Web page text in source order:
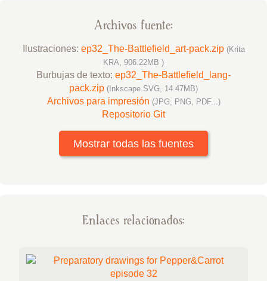
Archivos fuente:
Ilustraciones: ep32_The-Battlefield_art-pack.zip (Krita
KRA, 906.22MB )
Burbujas de texto: ep32_The-Battlefield_lang-
pack.zip (Inkscape SVG, 14.47MB)
Archivos para impresión (JPG, PNG, PDF...)
Repositorio Git
Mostrar todas las fuentes
Enlaces relacionados: